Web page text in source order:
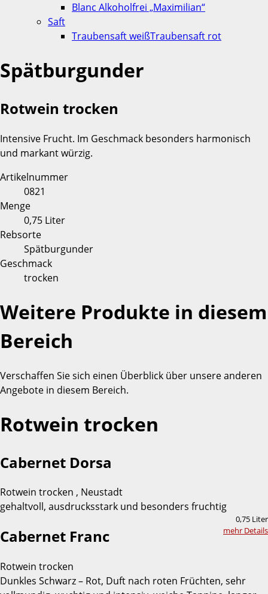
Blanc Alkoholfrei „Maximilian“
Saft
Traubensaft weißTraubensaft rot
Spätburgunder
Rotwein trocken
Intensive Frucht. Im Geschmack besonders harmonisch
und markant würzig.
Artikelnummer
0821
Menge
0,75 Liter
Rebsorte
Spätburgunder
Geschmack
trocken
Weitere Produkte in diesem
Bereich
Verschaffen Sie sich einen Überblick über unsere anderen
Angebote in diesem Bereich.
Rotwein trocken
Cabernet Dorsa
Rotwein trocken , Neustadt
gehaltvoll, ausdrucksstark und besonders fruchtig
0,75 Liter
mehr Details
Cabernet Franc
Rotwein trocken
Dunkles Schwarz – Rot, Duft nach roten Früchten, sehr